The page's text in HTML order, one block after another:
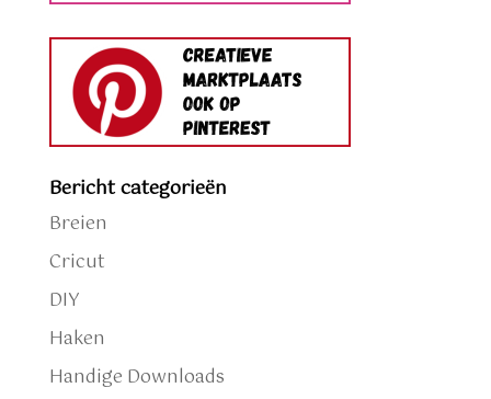
Bericht categorieën
Breien
Cricut
DIY
Haken
Handige Downloads